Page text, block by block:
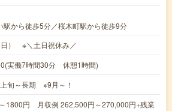
駅から徒歩5分／桜木町駅から徒歩9分
日） ※＼土日祝休み／
実働7時間30分 休憩1時間)
旬～長期 ※9月～！
1800円 月収例 262,500円～270,000円+残業